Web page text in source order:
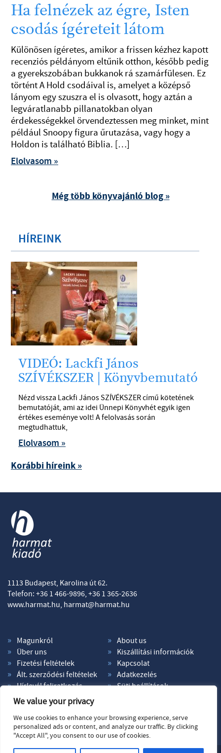
We value your privacy
We use cookies to enhance your browsing experience, serve
personalized ads or content, and analyze our traffic. By clicking
"Accept All", you consent to our use of cookies.
Ha felnézek az égre, Isten
csodás ígéreteit látom
Különösen ígéretes, amikor a frissen kézhez kapott
recenziós példányom eltűnik otthon, később pedig
a gyerekszobában bukkanok rá szamárfülesen. Ez
történt A Hold csodáival is, amelyet a középső
lányom egy szuszra el is olvasott, hogy aztán a
legváratlanabb pillanatokban olyan
érdekességekkel örvendeztessen meg minket, mint
például Snoopy figura űrutazása, vagy hogy a
Holdon is található Biblia. […]
Elolvasom »
Még több könyvajánló blog »
HÍREINK
VIDEÓ: Lackfi János
SZÍVÉKSZER | Könyvbemutató
Nézd vissza Lackfi János SZÍVÉKSZER című kötetének
bemutatóját, ami az idei Ünnepi Könyvhét egyik igen
értékes eseménye volt! A felolvasás során
megtudhattuk,
Elolvasom »
Korábbi híreink »
1113 Budapest, Karolina út 62.
Telefon: +36 1 466-9896, +36 1 365-2636
www.harmat.hu, harmat@harmat.hu
Magunkról
About us
Über uns
Kiszállítási információk
Fizetési feltételek
Kapcsolat
Ált. szerződési feltételek
Adatkezelés
Hírlevél feliratkozás
Süti beállítások